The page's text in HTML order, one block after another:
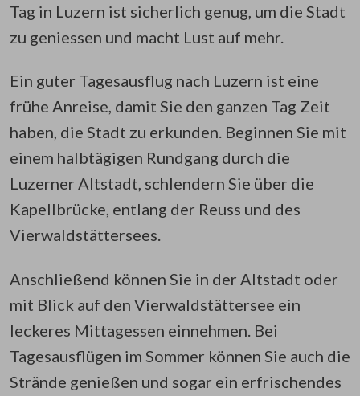
Tag in Luzern ist sicherlich genug, um die Stadt
zu geniessen und macht Lust auf mehr.
Ein guter Tagesausflug nach Luzern ist eine
frühe Anreise, damit Sie den ganzen Tag Zeit
haben, die Stadt zu erkunden. Beginnen Sie mit
einem halbtägigen Rundgang durch die
Luzerner Altstadt, schlendern Sie über die
Kapellbrücke, entlang der Reuss und des
Vierwaldstättersees.
Anschließend können Sie in der Altstadt oder
mit Blick auf den Vierwaldstättersee ein
leckeres Mittagessen einnehmen. Bei
Tagesausflügen im Sommer können Sie auch die
Strände genießen und sogar ein erfrischendes